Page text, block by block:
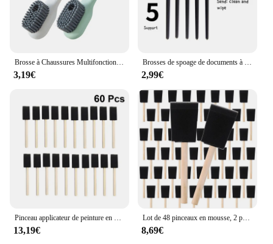
Brosse à Chaussures Multifonctionnelle, Doux, existent, Liquide, pour Vêtements, Planche à Vêtements, Outil de Nettoyage, 1/2 Pièces
3,19€
Brosses de spoage de documents à pointe en silicone, 5 pièces, pour interconnexion, peinture à l'huile, sculpture en argile polymère, outils de marijuana saillante, fournitures d'art
2,99€
Pinceau applicateur de peinture en mousse, ensemble de peinture à l'eau, dessin mural, éponge à huile, outils pour enfants
13,19€
Lot de 48 pinceaux en mousse, 2 pouces, pour peinture
8,69€